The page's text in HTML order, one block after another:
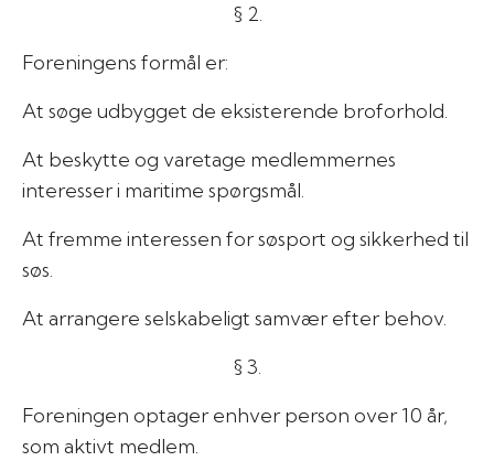
§ 2.
Foreningens formål er:
At søge udbygget de eksisterende broforhold.
At beskytte og varetage medlemmernes
interesser i maritime spørgsmål.
At fremme interessen for søsport og sikkerhed til
søs.
At arrangere selskabeligt samvær efter behov.
§ 3.
Foreningen optager enhver person over 10 år,
som aktivt medlem.